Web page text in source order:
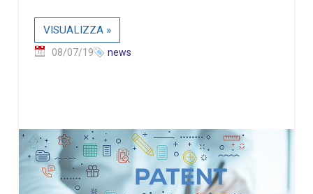
VISUALIZZA »
08/07/19 news